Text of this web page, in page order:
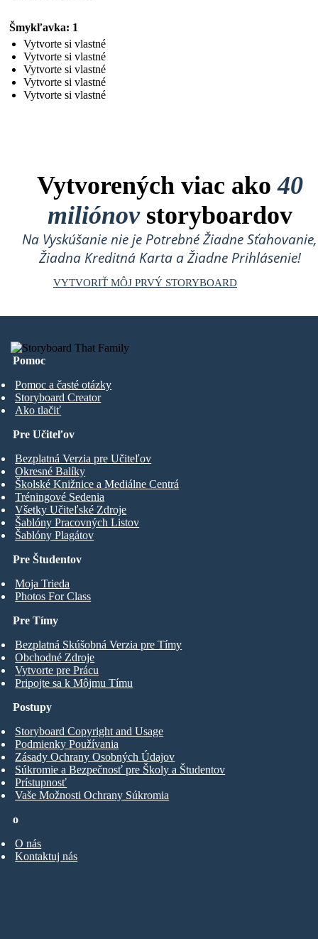
Šmykľavka: 1
Vytvorte si vlastné
Vytvorte si vlastné
Vytvorte si vlastné
Vytvorte si vlastné
Vytvorte si vlastné
Vytvorených viac ako40
miliónovstoryboardov
Na Vyskúšanie nie je Potrebné Žiadne Sťahovanie,
Žiadna Kreditná Karta a Žiadne Prihlásenie!
VYTVORIŤ MÔJ PRVÝ STORYBOARD
Pomoc
Pomoc a časté otázky
Storyboard Creator
Ako tlačiť
Pre Študentov
Moja Trieda
Photos For Class
Pre Učiteľov
Bezplatná Verzia pre Učiteľov
Okresné Balíky
Školské Knižnice a Mediálne Centrá
Tréningové Sedenia
Všetky Učiteľské Zdroje
Šablóny Pracovných Listov
Šablóny Plagátov
Pre Tímy
Bezplatná Skúšobná Verzia pre Tímy
Obchodné Zdroje
Vytvorte pre Prácu
Pripojte sa k Môjmu Tímu
o
O nás
Kontaktuj nás
Postupy
Storyboard Copyright and Usage
Podmienky Používania
Zásady Ochrany Osobných Údajov
Súkromie a Bezpečnosť pre Školy a Študentov
Prístupnosť
Vaše Možnosti Ochrany Súkromia